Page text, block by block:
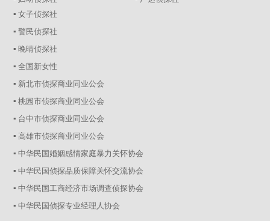
▪ 女子侦探社
▪ 警民侦探社
▪ 晚晴侦探社
▪ 全国新女性
▪ 新北市侦探商业同业公会
▪ 桃园市侦探商业同业公会
▪ 台中市侦探商业同业公会
▪ 高雄市侦探商业同业公会
▪ 中华民国婚姻感情家庭暴力关怀协会
▪ 中华民国侦探品质保障关怀交流协会
▪ 中华民国工商经济市场调查侦探协会
▪ 中华民国侦探专业经理人协会